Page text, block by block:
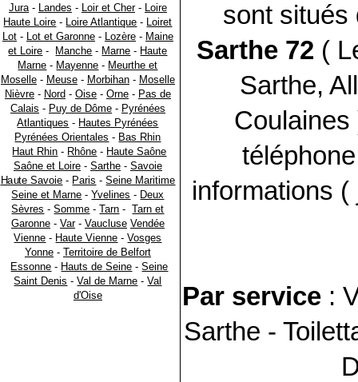
Jura- Landes - Loir et Cher- Loire
Haute Loire - Loire Atlantique - Loiret
Lot - Lot et Garonne - Lozère - Maine
et Loire - Manche - Marne - Haute
Marne - Mayenne - Meurthe et
Moselle - Meuse - Morbihan - Moselle
Nièvre - Nord - Oise - Orne - Pas de
Calais - Puy de Dôme - Pyrénées
Atlantiques - Hautes Pyrénées
Pyrénées Orientales - Bas Rhin
Haut Rhin - Rhône - Haute Saône
Saône et Loire - Sarthe - Savoie
Haute Savoie - Paris -Seine Maritime
Seine et Marne -Yvelines - Deux
Sèvres -Somme -Tarn -Tarn et
Garonne - Var- Vaucluse Vendée
Vienne - Haute Vienne -Vosges
Yonne - Territoire de Belfort
Essonne - Hauts de Seine -Seine
Saint Denis -Val de Marne -Val
d'Oise
sont situés
Sarthe 72 (
Sarthe,
informations
Par service :
Sarthe -